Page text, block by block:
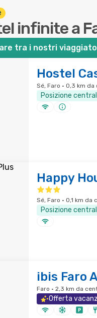
infinite a
tra i nostri
Hostel
Sé, Faro · 0,3 km
Posizione
Happy
Sé, Faro · 0,1 km da
Posizione
ibis Faro
Faro · 2,3 km da
Offerta